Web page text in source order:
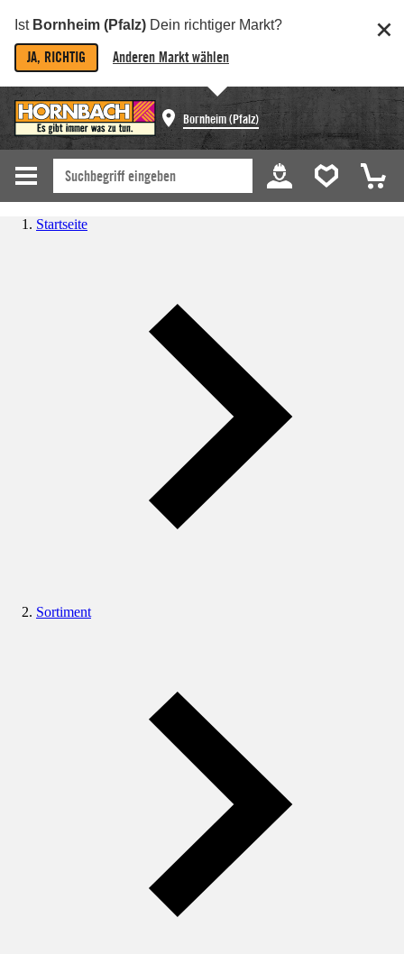
Ist Bornheim (Pfalz) Dein richtiger Markt?
JA, RICHTIG Anderen Markt wählen
Bornheim (Pfalz)
Startseite
Sortiment